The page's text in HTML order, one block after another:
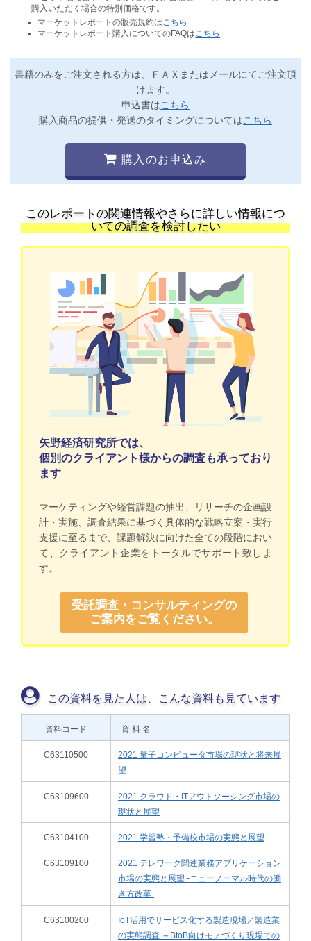
購入いただく場合の特別価格です。
マーケットレポートの販売規約は こちら
マーケットレポート購入についてのFAQは こちら
書籍のみをご注文される方は、ＦＡＸまたはメールにてご注文頂
けます。
申込書はこちら
購入商品の提供・発送のタイミングについてはこちら
購入のお申込み
このレポートの関連情報やさらに詳しい情報につ
いての調査を検討したい
矢野経済研究所では、
個別のクライアント様からの調査も承っており
ます
マーケティングや経営課題の抽出、リサーチの企画設
計・実施、調査結果に基づく具体的な戦略立案・実行
支援に至るまで、課題解決に向けた全ての段階におい
て、クライアント企業をトータルでサポート致しま
す。
受託調査・コンサルティングの
ご案内をご覧ください。
この資料を見た人は、こんな資料も見ています
資料コード 資 料 名
C63110500
2021 量子コンピュータ市場の現状と将来展
望
C63109600
2021 クラウド・ITアウトソーシング市場の
現状と展望
C63104100 2021 学習塾・予備校市場の実態と展望
C63109100
2021 テレワーク関連業務アプリケーション
市場の実態と展望 -ニューノーマル時代の働
き方改革-
C63100200
IoT活用でサービス化する製造現場／製造業
の実態調査 ～BtoB向けモノづくり現場での